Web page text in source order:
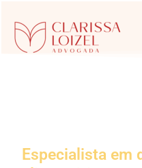
Especialista em